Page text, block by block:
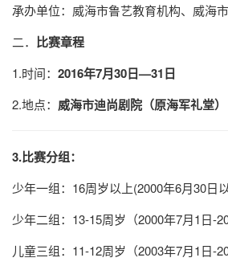
承办单位：威海市鲁艺教育机构、威海
二． 比赛章程
1.时间： 2016年7月30日—31日
2.地点： 威海市迪尚剧院（原海军礼堂）
3.比赛分组：
少年一组：16周岁以上(2000年6月30日
少年二组：13-15周岁（2000年7月1日-
儿童三组：11-12周岁（2003年7月1日-